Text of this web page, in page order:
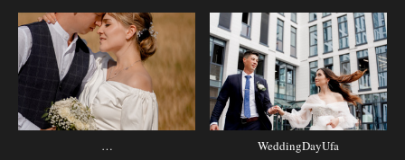
… WeddingDayUfa